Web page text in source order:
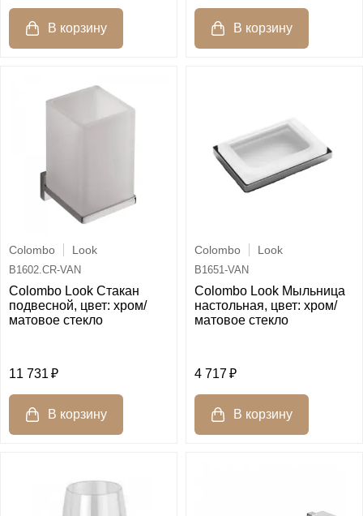
Colombo Look
B1602.CR-VAN
Colombo Look Стакан
подвесной, цвет: хром/
матовое стекло
11 731
Colombo Look
B1651-VAN
Colombo Look Мыльница
настольная, цвет: хром/
матовое стекло
4 717